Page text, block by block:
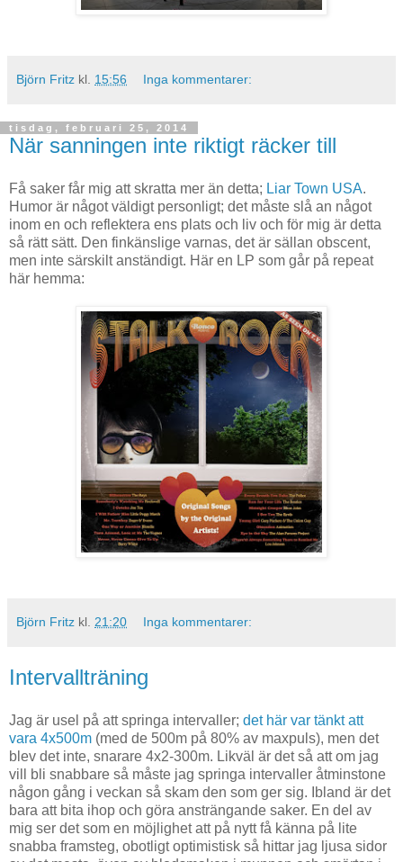
Björn Fritz kl. 15:56 Inga kommentarer:
tisdag, februari 25, 2014
När sanningen inte riktigt räcker till
Få saker får mig att skratta mer än detta; Liar Town USA.
Humor är något väldigt personligt; det måste slå an något
inom en och reflektera ens plats och liv och för mig är detta
så rätt sätt. Den finkänslige varnas, det är sällan obscent,
men inte särskilt anständigt. Här en LP som går på repeat
här hemma:
Björn Fritz kl. 21:20 Inga kommentarer:
Intervallträning
Jag är usel på att springa intervaller; det här var tänkt att
vara 4x500m (med de 500m på 80% av maxpuls), men det
blev det inte, snarare 4x2-300m. Likväl är det så att om jag
vill bli snabbare så måste jag springa intervaller åtminstone
någon gång i veckan så skam den som ger sig. Ibland är det
bara att bita ihop och göra ansträngande saker. En del av
mig ser det som en möjlighet att på nytt få känna på lite
snabba framsteg, obotligt optimistisk så hittar jag ljusa sidor